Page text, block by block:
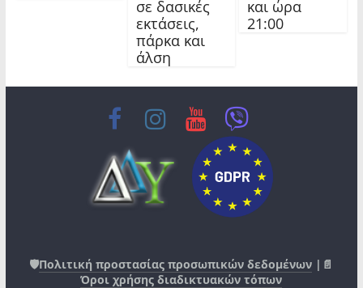
σε δασικές
εκτάσεις,
πάρκα και
άλση
και ώρα
21:00
🛡️Πολιτική προστασίας προσωπικών δεδομένων |📄
Όροι χρήσης διαδικτυακών τόπων